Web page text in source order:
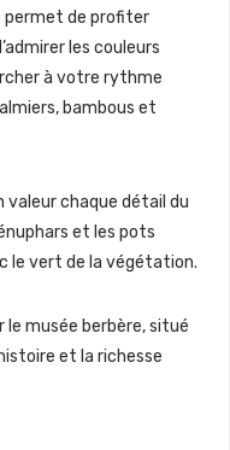
permet de profiter
les couleurs
à votre rythme
bambous et
valeur chaque détail du
et les pots
le vert de la végétation.
le musée berbère, situé
et la richesse